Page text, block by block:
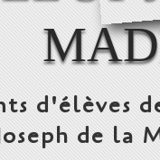
d'élèves
de la